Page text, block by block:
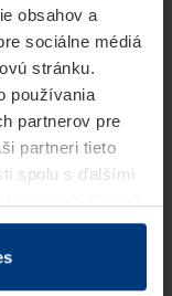
obsahov a
sociálne médiá
stránku.
používania
partnerov pre
partneri tieto
spolu s ďalšími
na Vašom